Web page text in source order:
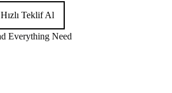
Hızlı Teklif Al